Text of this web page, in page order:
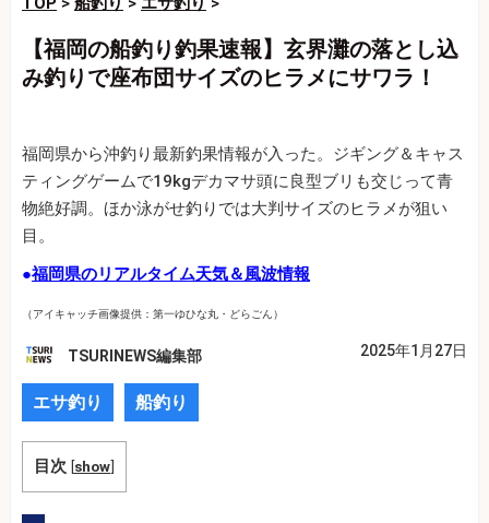
【福岡の船釣り釣果速報】玄界灘の落とし込
み釣りで座布団サイズのヒラメにサワラ！
福岡県から沖釣り最新釣果情報が入った。ジギング＆キャス
ティングゲームで19kgデカマサ頭に良型ブリも交じって青
物絶好調。ほか泳がせ釣りでは大判サイズのヒラメが狙い
目。
●福岡県のリアルタイム天気＆風波情報
（アイキャッチ画像提供：第一ゆひな丸・どらごん）
TSURINEWS編集部 2025年1月27日
エサ釣り 船釣り
目次 [show]